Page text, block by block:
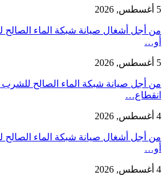
5 أغسطس, 2026
من أجل أشغال صيانة شبكة الماء
أو…
5 أغسطس, 2026
من أجل صيانة شبكة الماء الصالح
انقطاع…
4 أغسطس, 2026
من أجل أشغال صيانة شبكة الماء
أو…
4 أغسطس, 2026